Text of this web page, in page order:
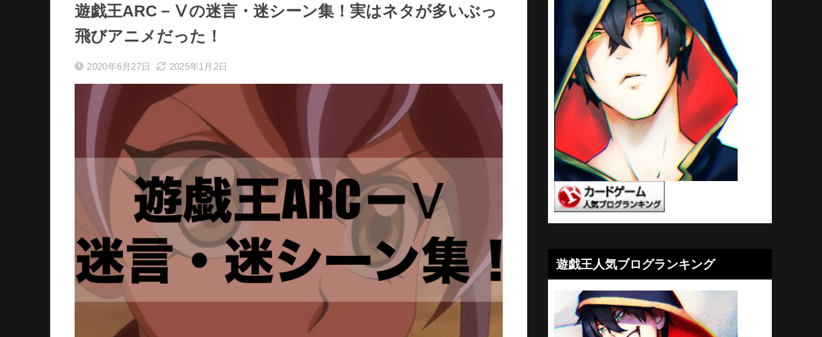
遊戯王ARC－Ⅴの迷言・迷シーン集！実はネタが多いぶっ
飛びアニメだった！
2020年6月27日 2025年1月2日
遊戯王人気ブログランキング